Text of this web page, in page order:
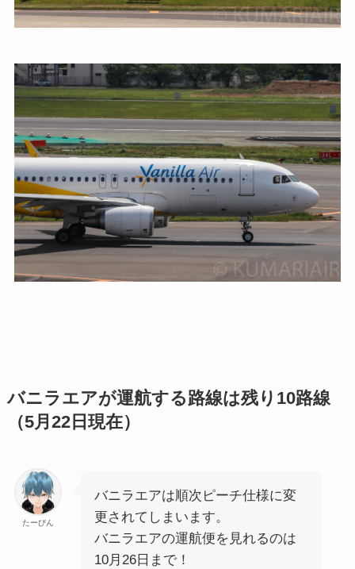
バニラエアが運航する路線は残り10路線
（5月22日現在）
たーびん
バニラエアは順次ピーチ仕様に変
更されてしまいます。
バニラエアの運航便を見れるのは
10月26日まで！